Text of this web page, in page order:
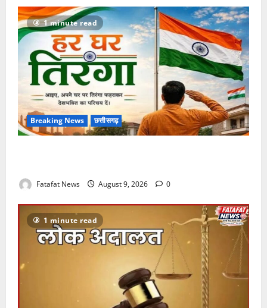
से
जगमगाएगा
भव्य
पंडाल
1 minute read
Breaking News छत्तीसगढ़
Fatafat News August 9, 2026 0
1 minute read